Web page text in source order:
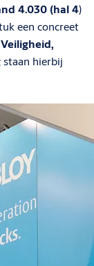
4.030 (hal 4)
een concreet
Veiligheid,
staan hierbij